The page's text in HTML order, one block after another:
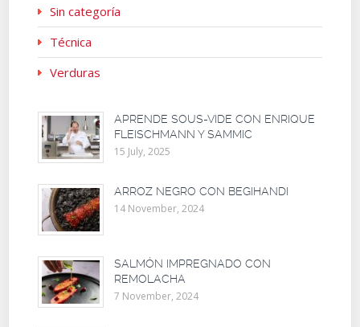
Sin categoría
Técnica
Verduras
APRENDE SOUS-VIDE CON ENRIQUE
FLEISCHMANN Y SAMMIC
15 July, 2025
ARROZ NEGRO CON BEGIHANDI
14 November, 2024
SALMÓN IMPREGNADO CON
REMOLACHA
7 November, 2024